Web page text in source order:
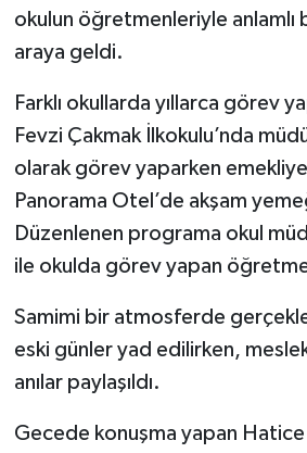
okulun öğretmenleriyle anlamlı
araya geldi.
Farklı okullarda yıllarca görev
Fevzi Çakmak İlkokulu’nda
olarak görev yaparken emekliye
Panorama Otel’de akşam
Düzenlenen programa okul
ile okulda görev yapan
Samimi bir atmosferde
eski günler yad edilirken,
anılar paylaşıldı.
Gecede konuşma yapan Hatice